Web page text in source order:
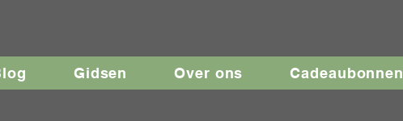
Gidsen Over ons Cadeaubonnen